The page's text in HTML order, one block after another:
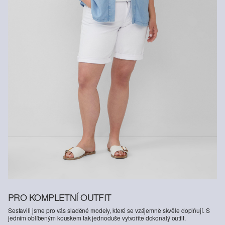
PRO KOMPLETNÍ OUTFIT
Sestavili jsme pro vás sladěné modely, které se vzájemně skvěle doplňují. S
jedním oblíbeným kouskem tak jednoduše vytvoříte dokonalý outfit.